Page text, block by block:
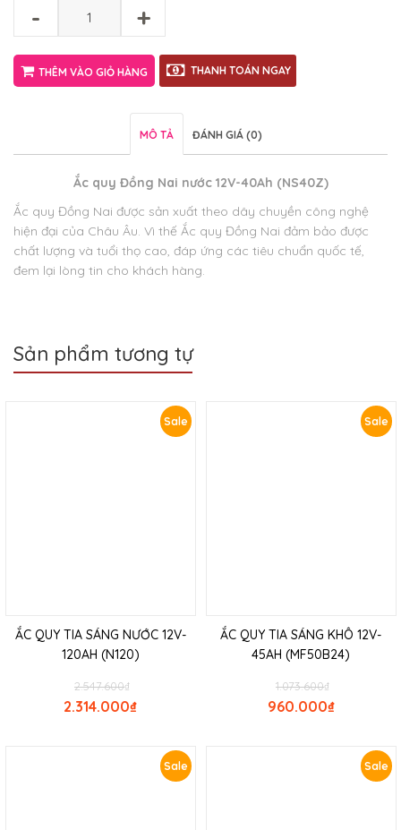
- +
THÊM VÀO GIỎ HÀNG THANH TOÁN NGAY
MÔ TẢ ĐÁNH GIÁ (0)
Ắc quy Đồng Nai nước 12V-40Ah (NS40Z)
Ắc quy Đồng Nai được sản xuất theo dây chuyền công nghệ
hiện đại của Châu Âu. Vì thế Ắc quy Đồng Nai đảm bảo được
chất lượng và tuổi thọ cao, đáp ứng các tiêu chuẩn quốc tế,
đem lại lòng tin cho khách hàng.
Sản phẩm tương tự
Sale
ẮC QUY TIA SÁNG NƯỚC 12V-
120AH (N120)
₫
2.547.600
₫
2.314.000
Sale
ẮC QUY TIA SÁNG KHÔ 12V-
45AH (MF50B24)
₫
1.073.600
₫
960.000
Sale Sale